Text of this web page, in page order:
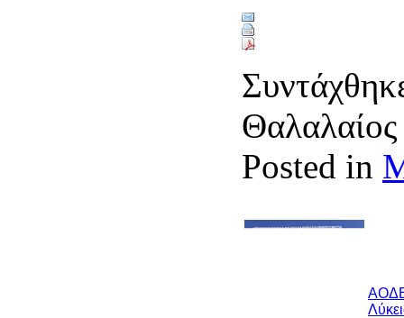
Posted in
ΑΟΔΕ